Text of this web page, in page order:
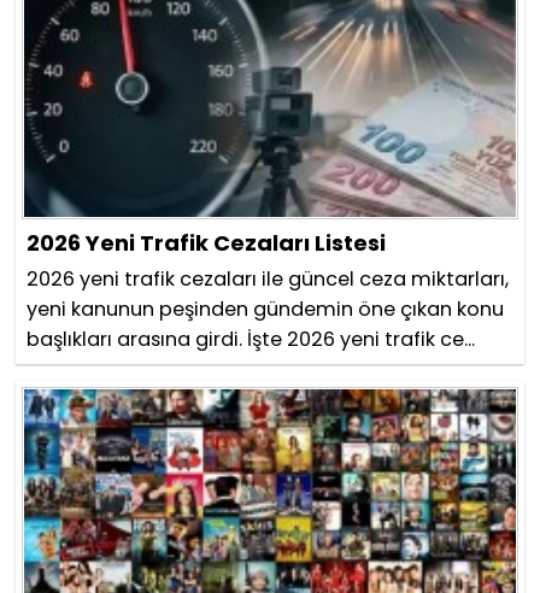
2026 Yeni Trafik Cezaları Listesi
2026 yeni trafik cezaları ile güncel ceza miktarları,
yeni kanunun peşinden gündemin öne çıkan konu
başlıkları arasına girdi. İşte 2026 yeni trafik ce...